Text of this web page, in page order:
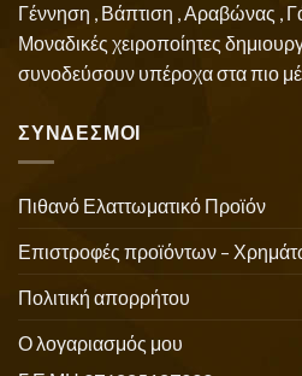
Γέννηση , Βάπτιση , Αραβώνας ,
Μοναδικές χειροποίητες
συνοδεύσουν υπέροχα στα πιο
ΣΥΝΔΕΣΜΟΙ
Πιθανό Ελαττωματικό Προϊόν
Επιστροφές προϊόντων –
Πολιτική απορρήτου
Ο λογαριασμός μου